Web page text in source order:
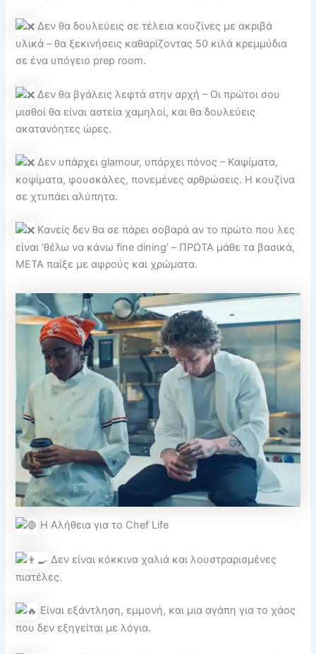
Δεν θα δουλεύεις σε τέλεια κουζίνες με ακριβά
υλικά – θα ξεκινήσεις καθαρίζοντας 50 κιλά κρεμμύδια
σε ένα υπόγειο prep room.
Δεν θα βγάλεις λεφτά στην αρχή – Οι πρώτοι σου
μισθοί θα είναι αστεία χαμηλοί, και θα δουλεύεις
ακατανόητες ώρες.
Δεν υπάρχει glamour, υπάρχει πόνος – Καψίματα,
κοψίματα, φουσκάλες, πονεμένες αρθρώσεις. Η κουζίνα
σε χτυπάει αλύπητα.
Κανείς δεν θα σε πάρει σοβαρά αν το πρώτο που λες
είναι ‘θέλω να κάνω fine dining’ – ΠΡΩΤΑ μάθε τα βασικά,
ΜΕΤΑ παίξε με αφρούς και χρώματα.
Η Αλήθεια για το Chef Life
Δεν είναι κόκκινα χαλιά και λουστραρισμένες
πιατέλες.
Είναι εξάντληση, εμμονή, και μια αγάπη για το χάος
που δεν εξηγείται με λόγια.